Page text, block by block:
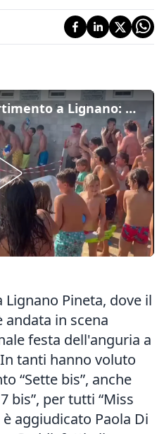
Sole, spiaggia e divertimento a Lignano: eletta Miss Anguria, si chiama Paola ed è di Portogruaro
Pineta, dove il
in scena
festa dell'anguria a
tanti hanno voluto
“Sette bis”, anche
bis”, per tutti “Miss
aggiudicato Paola Di